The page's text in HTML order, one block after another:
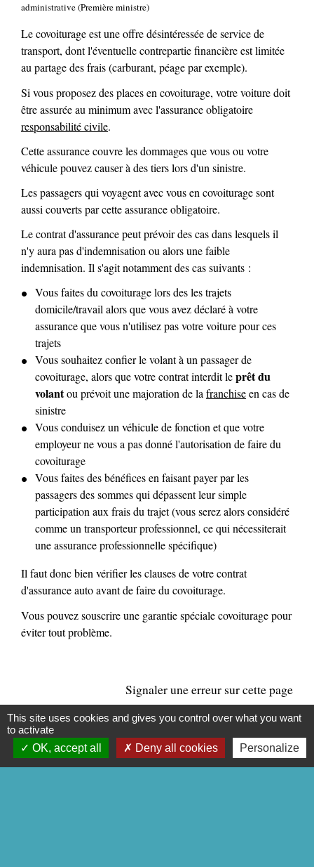
administrative (Première ministre)
Le covoiturage est une offre désintéressée de service de
transport, dont l'éventuelle contrepartie financière est limitée
au partage des frais (carburant, péage par exemple).
Si vous proposez des places en covoiturage, votre voiture doit
être assurée au minimum avec l'assurance obligatoire
responsabilité civile.
Cette assurance couvre les dommages que vous ou votre
véhicule pouvez causer à des tiers lors d'un sinistre.
Les passagers qui voyagent avec vous en covoiturage sont
aussi couverts par cette assurance obligatoire.
Le contrat d'assurance peut prévoir des cas dans lesquels il
n'y aura pas d'indemnisation ou alors une faible
indemnisation. Il s'agit notamment des cas suivants :
Vous faites du covoiturage lors des les trajets
domicile/travail alors que vous avez déclaré à votre
assurance que vous n'utilisez pas votre voiture pour ces
trajets
Vous souhaitez confier le volant à un passager de
covoiturage, alors que votre contrat interdit leprêt du
volantou prévoit une majoration de lafranchiseen cas de
sinistre
Vous conduisez un véhicule de fonction et que votre
employeur ne vous a pas donné l'autorisation de faire du
covoiturage
Vous faites des bénéfices en faisant payer par les
passagers des sommes qui dépassent leur simple
participation aux frais du trajet (vous serez alors considéré
comme un transporteur professionnel, ce qui nécessiterait
une assurance professionnelle spécifique)
Il faut donc bien vérifier les clauses de votre contrat
d'assurance auto avant de faire du covoiturage.
Vous pouvez souscrire une garantie spéciale covoiturage pour
éviter tout problème.
Signaler une erreur sur cette page
This site uses cookies and gives you control over what you want
to activate
OK, accept all
Deny all cookies Personalize